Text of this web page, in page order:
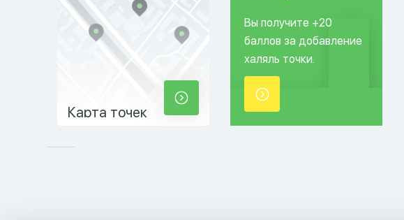
Карта точек
Вы получите +20
баллов за добавление
халяль точки.